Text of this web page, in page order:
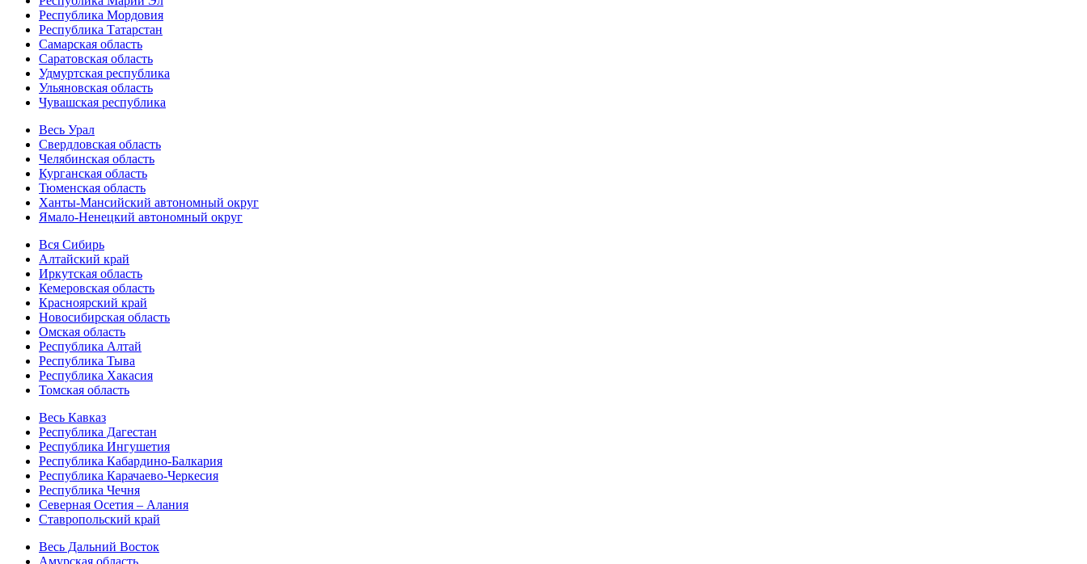
Республика Мордовия
Республика Татарстан
Самарская область
Саратовская область
Удмуртская республика
Ульяновская область
Чувашская республика
Весь Урал
Свердловская область
Челябинская область
Курганская область
Тюменская область
Ханты-Мансийский автономный округ
Ямало-Ненецкий автономный округ
Вся Сибирь
Алтайский край
Иркутская область
Кемеровская область
Красноярский край
Новосибирская область
Омская область
Республика Алтай
Республика Тыва
Республика Хакасия
Томская область
Весь Кавказ
Республика Дагестан
Республика Ингушетия
Республика Кабардино-Балкария
Республика Карачаево-Черкесия
Республика Чечня
Северная Осетия – Алания
Ставропольский край
Весь Дальний Восток
Амурская область